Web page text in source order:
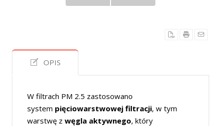
OPIS
W filtrach PM 2.5 zastosowano
system pięciowarstwowej filtracji, w tym
warstwę z węgla aktywnego, który